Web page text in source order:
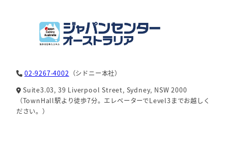
02-9267-4002 （シドニー本社）
Suite3.03, 39 Liverpool Street, Sydney, NSW 2000
（TownHall駅より徒歩7分。エレベーターでLevel3までお越しく
ださい。）